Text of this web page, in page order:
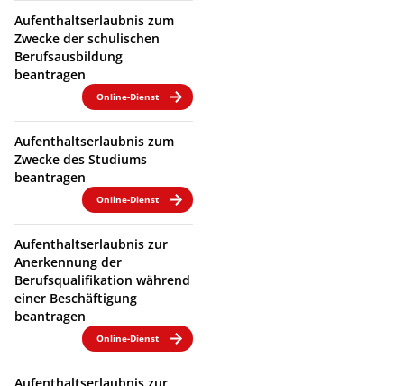
Aufenthaltserlaubnis zum
Zwecke der schulischen
Berufsausbildung
beantragen
Online-Dienst
Aufenthaltserlaubnis zum
Zwecke des Studiums
beantragen
Online-Dienst
Aufenthaltserlaubnis zur
Anerkennung der
Berufsqualifikation während
einer Beschäftigung
beantragen
Online-Dienst